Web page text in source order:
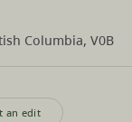
an edit
Columbia, V0B